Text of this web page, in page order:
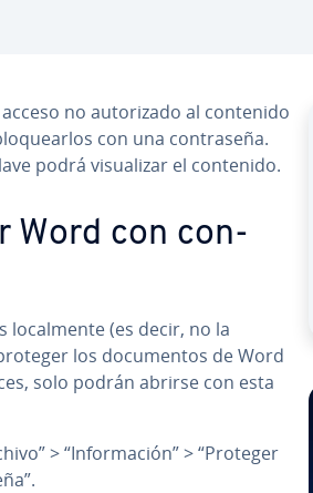
no au­to­ri­za­do al contenido
con una co­n­tra­se­ña.
podrá vi­sua­li­zar el contenido.
Word con co­n­
lo­ca­l­me­n­te (es decir, no la
los do­cu­me­n­tos de Word
solo podrán abrirse con esta
> “In­fo­r­ma­ción” > “Proteger